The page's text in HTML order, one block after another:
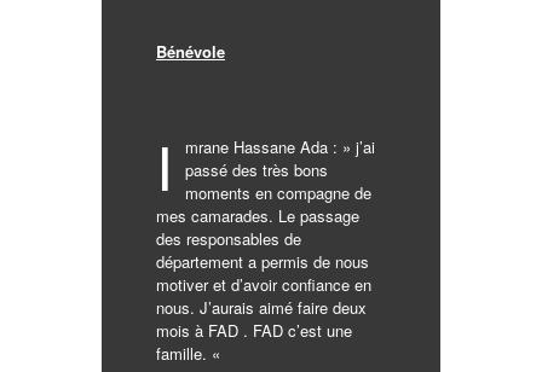
Bénévole
I
mrane Hassane Ada : » j’ai
passé des très bons
moments en compagne de
mes camarades. Le passage
des responsables de
département a permis de nous
motiver et d’avoir confiance en
nous. J’aurais aimé faire deux
mois à FAD . FAD c’est une
famille. «